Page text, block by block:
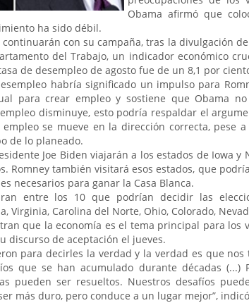
Obama afirmó que
ha sido débil.
con su campaña, tras la divulgación
del Trabajo, un indicador económico
de desempleo de agosto fue de un 8,1 por
habría significado un impulso para
para crear empleo y sostiene que Obama
disminuye, esto podría respaldar el
se mueve en la dirección correcta, pese
de lo planeado.
Joe Biden viajarán a los estados de Iowa y
Romney también visitará esos estados, que
necesarios para ganar la Casa Blanca.
entre los 10 que podrían decidir las
Virginia, Carolina del Norte, Ohio, Colorado,
que la economía es el tema principal para los
discurso de aceptación el jueves.
para decirles la verdad y la verdad es que
que se han acumulado durante décadas (...)
pueden ser resueltos. Nuestros desafíos
más duro, pero conduce a un lugar mejor”,